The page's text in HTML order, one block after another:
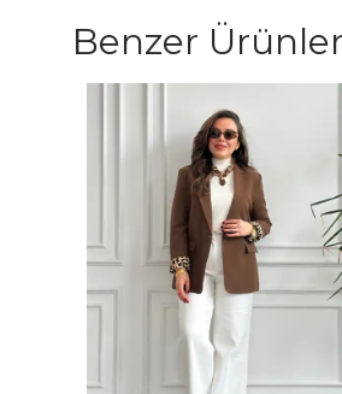
Benzer Ürünler